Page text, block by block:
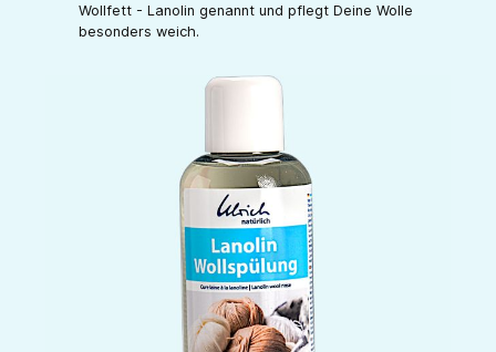
Wollfett - Lanolin genannt und pflegt Deine Wolle
besonders weich.